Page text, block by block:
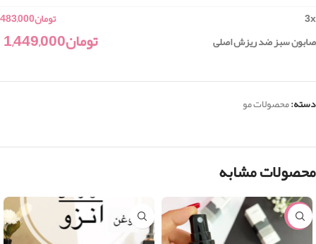
3x تومان483,000
صابون سبز ضد ریزش اصلی
تومان1,449,000
دسته:محصولات مو
محصولات مشابه
-15%